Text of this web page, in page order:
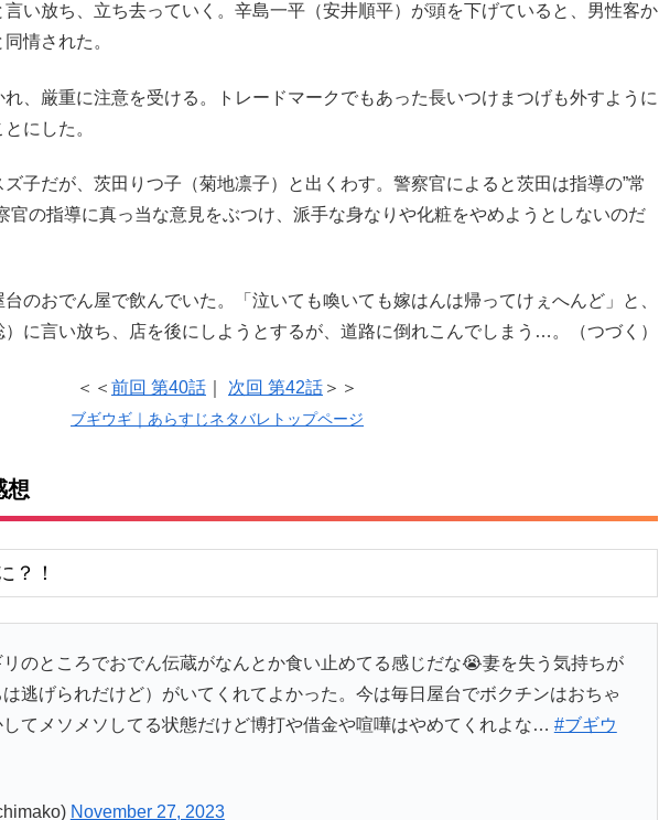
い放ち、立ち去っていく。辛島一平（安井順平）が頭を下げていると、男性客か
情された。
、厳重に注意を受ける。トレードマークでもあった長いつけまつげも外すように
にした。
子だが、茨田りつ子（菊地凛子）と出くわす。警察官によると茨田は指導の”常
官の指導に真っ当な意見をぶつけ、派手な身なりや化粧をやめようとしないのだ
のおでん屋で飲んでいた。「泣いても喚いても嫁はんは帰ってけぇへんど」と、
に言い放ち、店を後にしようとするが、道路に倒れこんでしまう…。（つづく）
＜＜ 前回 第40話 次回 第42話 ＞＞
ブギウギ｜あらすじネタバレトップページ
想
？！
のところでおでん伝蔵がなんとか食い止めてる感じだな😭妻を失う気持ちが
逃げられだけど）がいてくれてよかった。今は毎日屋台でボクチンはおちゃ
てメソメソしてる状態だけど博打や借金や喧嘩はやめてくれよな… #ブギウ
November 27, 2023